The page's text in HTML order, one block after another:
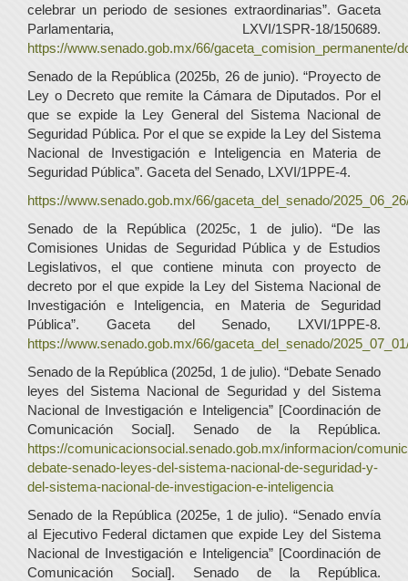
celebrar un periodo de sesiones extraordinarias”. Gaceta
Parlamentaria, LXVI/1SPR-18/150689.
https://www.senado.gob.mx/66/gaceta_comision_permanente/
Senado de la República (2025b, 26 de junio). “Proyecto de
Ley o Decreto que remite la Cámara de Diputados. Por el
que se expide la Ley General del Sistema Nacional de
Seguridad Pública. Por el que se expide la Ley del Sistema
Nacional de Investigación e Inteligencia en Materia de
Seguridad Pública”. Gaceta del Senado, LXVI/1PPE-4.
https://www.senado.gob.mx/66/gaceta_del_senado/
Senado de la República (2025c, 1 de julio). “De las
Comisiones Unidas de Seguridad Pública y de Estudios
Legislativos, el que contiene minuta con proyecto de
decreto por el que expide la Ley del Sistema Nacional de
Investigación e Inteligencia, en Materia de Seguridad
Pública”. Gaceta del Senado, LXVI/1PPE-8.
https://www.senado.gob.mx/66/gaceta_del_senado/
Senado de la República (2025d, 1 de julio). “Debate Senado
leyes del Sistema Nacional de Seguridad y del Sistema
Nacional de Investigación e Inteligencia” [Coordinación de
Comunicación Social]. Senado de la República.
https://comunicacionsocial.senado.gob.mx/informacion/
debate-senado-leyes-del-sistema-nacional-de-seguridad-y-
del-sistema-nacional-de-investigacion-e-inteligencia
Senado de la República (2025e, 1 de julio). “Senado envía
al Ejecutivo Federal dictamen que expide Ley del Sistema
Nacional de Investigación e Inteligencia” [Coordinación de
Comunicación Social]. Senado de la República.